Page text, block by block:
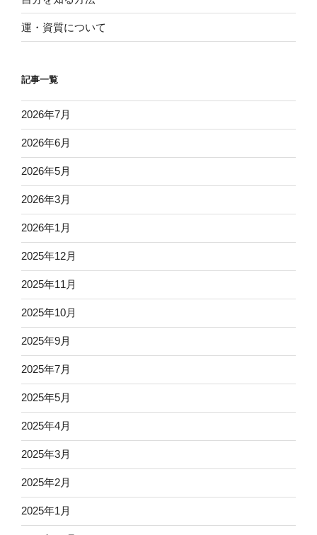
運・資質について
記事一覧
2026年7月
2026年6月
2026年5月
2026年3月
2026年1月
2025年12月
2025年11月
2025年10月
2025年9月
2025年7月
2025年5月
2025年4月
2025年3月
2025年2月
2025年1月